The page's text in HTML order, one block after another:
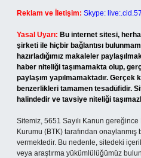
Reklam ve İletişim: Skype:
Yasal Uyarı: Bu internet sitesi,
şirketi ile hiçbir bağlantısı
hazırladığımız makaleler
haber niteliği taşımamakta olup,
paylaşım yapılmamaktadır.
benzerlikleri tamamen tesadüfidir.
halindedir ve tavsiye niteliği
Sitemiz, 5651 Sayılı Kanun
Kurumu (BTK) tarafından onaylanmış
vermektedir. Bu nedenle, sitedeki
veya araştırma yükümlülüğümüz